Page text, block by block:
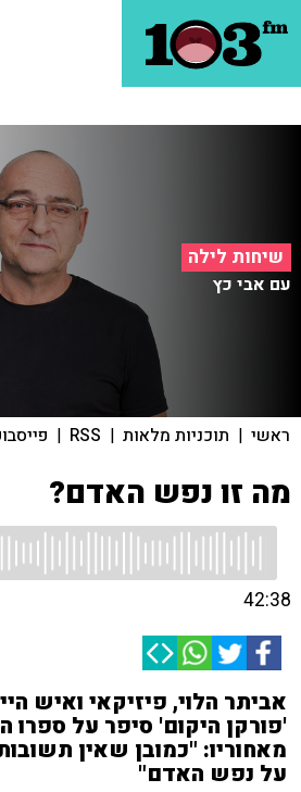
שיחות לילה
עם אבי כץ
ראשי | תוכניות מלאות |
RSS
|
מה זו נפש האדם?
42:38
אביתר הלוי, פיזיקאי ואיש
'פורקן היקום' סיפר על ספרו
מאחוריו: "כמובן שאין
על נפש האדם"